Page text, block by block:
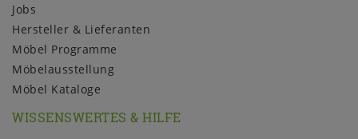
Jobs
Hersteller & Lieferanten
Möbel Programme
Möbelausstellung
Möbel Kataloge
WISSENSWERTES & HILFE